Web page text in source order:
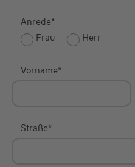
Anrede*
Frau
Herr
Vorname*
Straße*